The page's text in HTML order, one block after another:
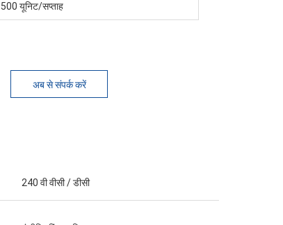
500 यूनिट/सप्ताह
अब से संपर्क करें
240 वी वीसी / डीसी